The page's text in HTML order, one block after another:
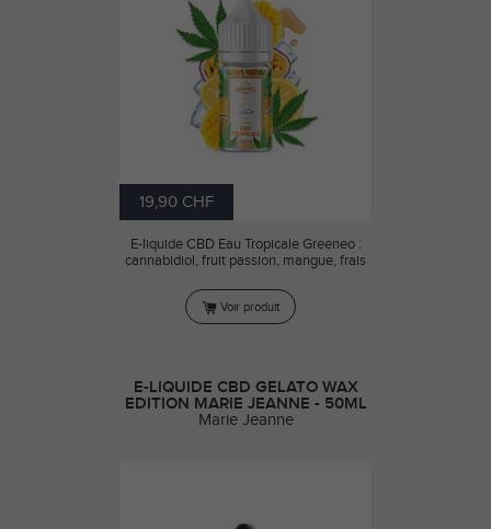
19,90 CHF
E-liquide CBD Eau Tropicale Greeneo :
cannabidiol, fruit passion, mangue, frais
Voir produit
E-LIQUIDE CBD GELATO WAX
EDITION MARIE JEANNE - 50ML
Marie Jeanne